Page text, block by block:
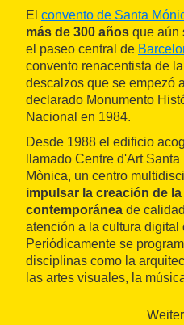
El convento de Santa
más de 300 años que aún
el paseo central de
convento renacentista de
descalzos que se empezó
declarado Monumento
Nacional en 1984.
Desde 1988 el edificio
llamado Centre d'Art
Mònica, un centro
impulsar la creación de
contemporánea de
atención a la cultura digital
Periódicamente se
disciplinas como la
las artes visuales, la
las exposiciones en curso